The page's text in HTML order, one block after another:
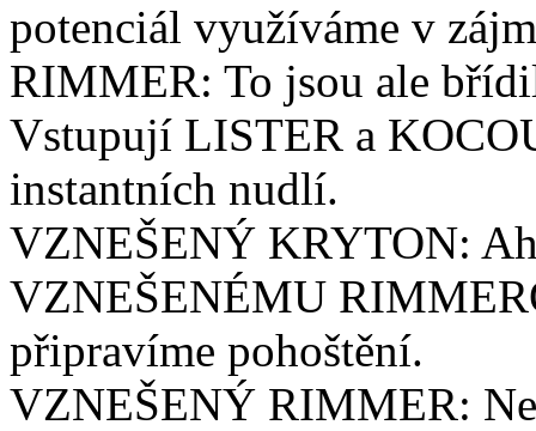
potenciál využíváme v
RIMMER: To jsou ale
Vstupují LISTER a
instantních nudlí.
VZNEŠENÝ KRYTON:
VZNEŠENÉMU
připravíme pohoštění.
VZNEŠENÝ RIMMER: